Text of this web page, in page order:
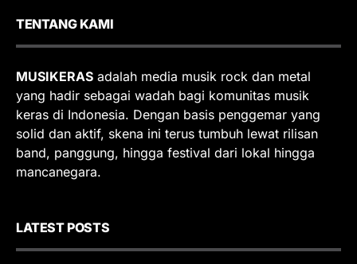
TENTANG KAMI
MUSIKERAS adalah media musik rock dan metal
yang hadir sebagai wadah bagi komunitas musik
keras di Indonesia. Dengan basis penggemar yang
solid dan aktif, skena ini terus tumbuh lewat rilisan
band, panggung, hingga festival dari lokal hingga
mancanegara.
LATEST POSTS